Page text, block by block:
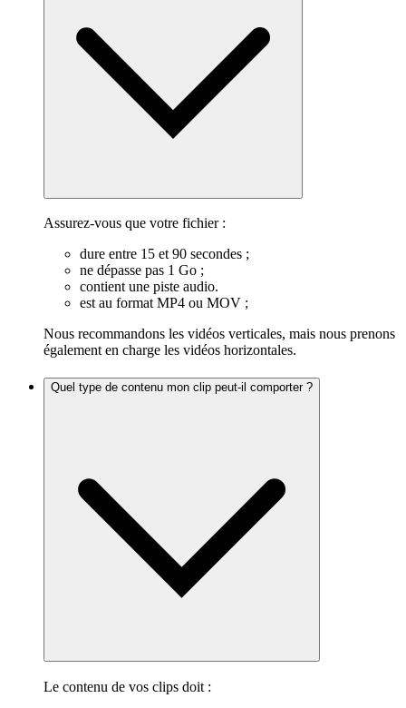
Assurez-vous que votre fichier :
dure entre 15 et 90 secondes ;
ne dépasse pas 1 Go ;
contient une piste audio.
est au format MP4 ou MOV ;
Nous recommandons les vidéos verticales, mais nous prenons
également en charge les vidéos horizontales.
Quel type de contenu mon clip peut-il comporter ?
Le contenu de vos clips doit :